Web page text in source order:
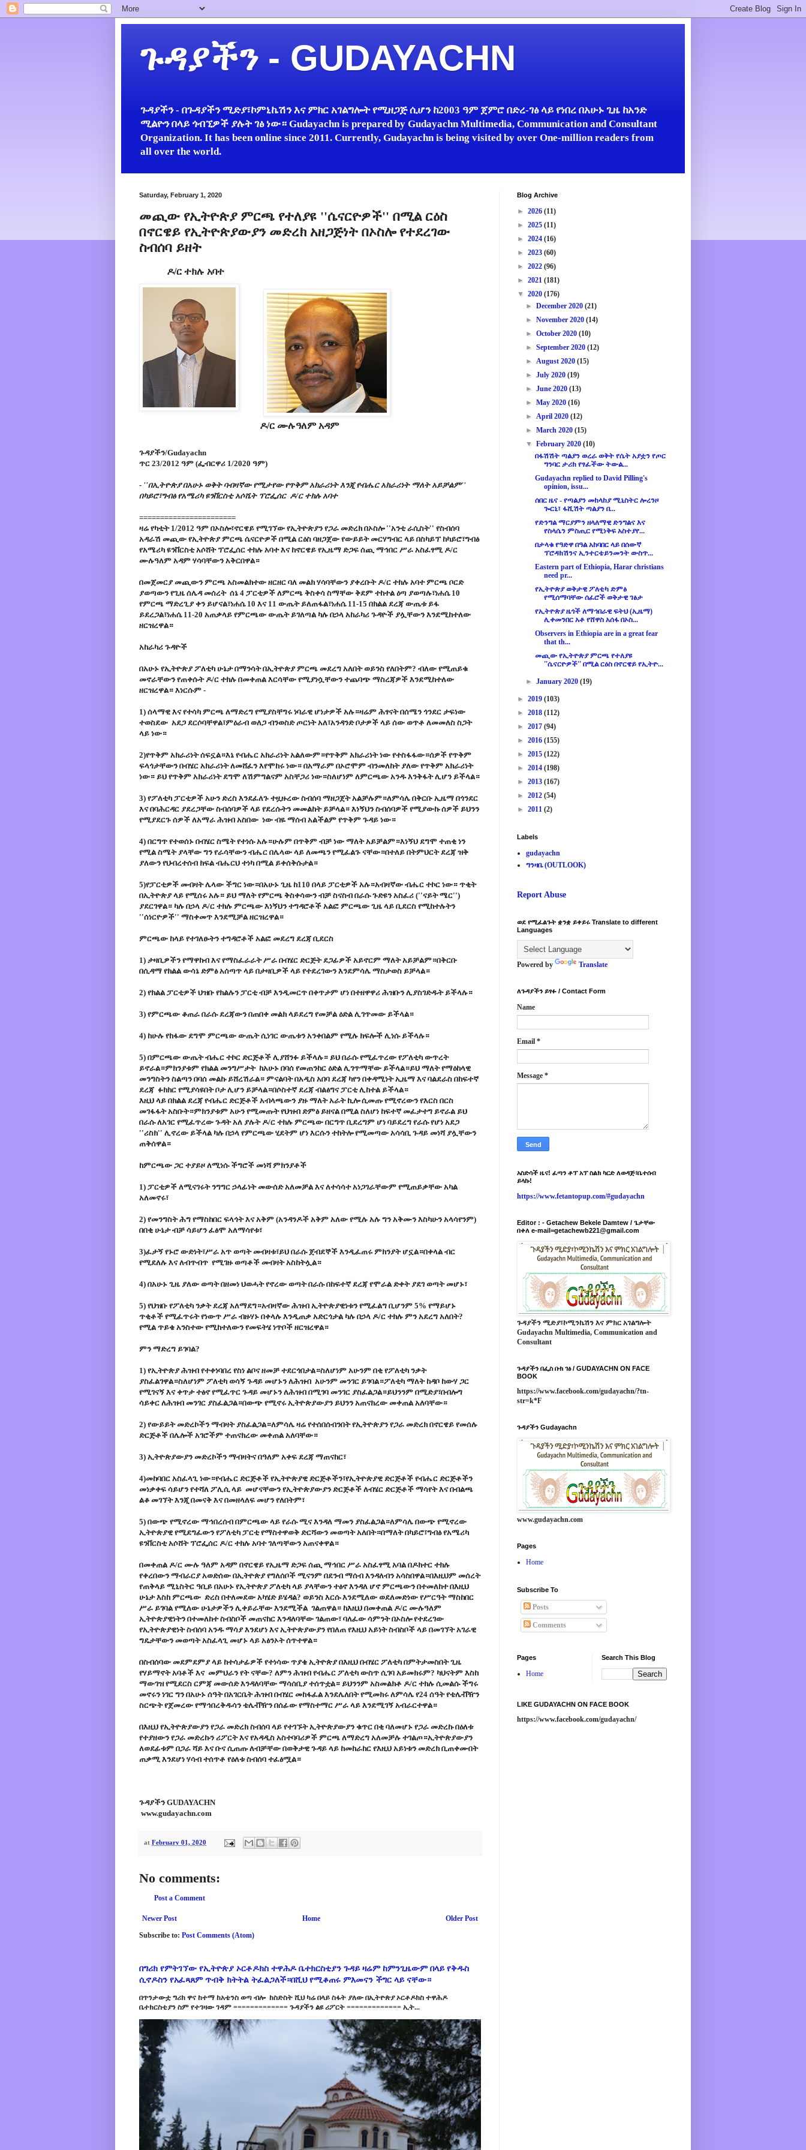
ጉዳያችን - GUDAYACHN
ጉዳያችን - በጉዳያችን ሚድያ፣ኮምኒኬሽን እና ምክር አገልግሎት የሚዘጋጅ ሲሆን ከ2003 ዓም ጀምሮ በድረ-ገፅ ላይ የነበረ በአሁኑ ጊዜ ከአንድ
ሚልዮን በላይ ጎብኚዎች ያሉት ገፅ ነው። Gudayachn is prepared by Gudayachn Multimedia, Communication and Consultant
Organization. It has been online since 2011. Currently, Gudayachn is being visited by over One-million readers from
all over the world.
Saturday, February 1, 2020
መጪው የኢትዮጵያ ምርጫ የተለያዩ ''ሴናርዮዎች'' በሚል ርዕስ
በኖርዌይ የኢትዮጵያውያን መድረክ አዘጋጅነት በኦስሎ የተደረገው
ስብሰባ ይዘት
ዶ/ር ተክሉ አባተ
ዶ/ር ሙሉዓለም አዳም
ጉዳያችን/Gudayachn
ጥር 23/2012 ዓም (ፌብርዋሪ 1/2020 ዓም)
- ''በኢትዮጵያ በአሁኑ ወቅት ባብዛኛው የሚታየው የጥቅም አክራሪነት እንጂ የብሔር አክራሪነት ማለት አይቻልም''
በካይሮ፣ግብፅ የአሜሪካ ዩንቨርስቲ አሶሼት ፕሮፌሰር ዶ/ር ተክሉ አባተ
=======================
ዛሬ የካቲት 1/2012 ዓም በኦስሎ፣ኖርዌይ የሚገኘው የኢትዮጵያን የጋራ መድረክ በኦስሎ ''አንቲ ራሲስት'' የስብሰባ
አዳራሽ መጪው የኢትዮጵያ ምርጫ ሴናርዮዎች በሚል ርዕስ ባዘጋጀው የውይይት መርሃግብር ላይ በስካይፕ ከካይሮ፣ግብፅ
የአሜሪካ ዩንቨርስቲ አሶሸት ፕሮፌሰር ተክሉ አባተ እና ከኖርዌይ የኢዜማ ድጋፍ ሰጪ ማኅበር ሥራ አስፈፃሚ ዶ/ር
ሙሉዓለም አዳም ሃሳባቸውን አቅርበዋል።
በመጀመርያ መጪውን ምርጫ አስመልክተው ዘርዘር ባለ መልክ ሃሳባቸውን ያቀረቡት ዶ/ር ተክሉ አባተ ምርጫ ቦርድ
ያወጣውን የጊዜ ሰሌዳ መሰረት ሰኔ 4 ፓርቲዎች ለምርጫ ቅስቀሳ ስማቸው ቅደም ተከተል ዕጣ ያወጣሉ፣ነሐሴ 10
የምርጫ ማድረጊያ ቀን ይሆናል፣ነሐሴ 10 እና 11 ውጤት ይለጠፋል፣ነሐሴ 11-15 በክልል ደረጃ ውጤቱ ይፋ
ይደረጋል፣ነሐሴ 11-20 አጠቃላይ የምርጫው ውጤት ይገለጣል ካሉ በኃላ አከራካሪ ጉዳዮች ያሏቸውን እንደሚከተለው
ዘርዝረዋል።
አከራካሪ ጉዳዮች
በአሁኑ የኢትዮጵያ ፖለቲካ ሁኔታ በማንሳት በኢትዮጵያ ምርጫ መደረግ አለበት ወይንስ የለበትም? ብለው የሚጠይቁ
መኖራቸውን የጠቀሱት ዶ/ር ተክሉ በመቀጠል እርሳቸው የሚያነሷቸውን ተጨባጭ ማስረጃዎች እንደሚከተለው
ዘርዝረዋል። እነርሱም -
1) ሰላማዊ እና የተሳካ ምርጫ ለማድረግ የሚያስቸግሩ ነባራዊ ሆነታዎች አሉ።ዛሬም ሕፃናት በሰሜን ጎንደር ታፍነው
ተወስደው አደጋ ደርሶባቸዋል፣ምዕራብ ወለጋ ብንወስድ ጦርነት አለ፣አንዳንድ ቦታዎች ላይ ሰው ወጥቶ ለመመለስ ስጋት
ላይ ነው።
2)የጥቅም አክራሪነት ሰፍኗል።እኔ የብሔር አክራሪነት አልለውም።የጥቅም አክራሪነት ነው የተስፋፋው።ሰዎች የጥቅም
ፍላጎታቸውን በብሄር አክራሪነት ለመሸፈን እየሞከሩ ነው። በአማራም በኦሮሞም ብንመለከት ያለው የጥቅም አክራሪነት
ነው። ይህ የጥቅም አክራሪነት ደግሞ ለሽምግልናም አስቸጋሪ ነው።ስለሆነም ለምርጫው አንዱ እንቅፋት ሊሆን ይችላል።
3) የፖለቲካ ፓርቲዎች አሁን ድረስ እንደፈለጉ ተዟዙረው ስብሰባ ማዘጋጀት አልቻሉም።ለምሳሌ በቅርቡ ኢዜማ በጎንደር
እና በባሕርዳር ያደረጋቸው ስብሰባዎች ላይ የደረሱትን መመልከት ይቻላል። እነኝህን ስብሰባዎች የሚያውኩ ሰዎች ይህንን
የሚያደርጉ ሰዎች ለአማራ ሕዝብ አስበው ነው ብዬ ማሰብ አልችልም የጥቅም ጉዳይ ነው።
4) በርግጥ የተወሰኑ በብሄር ስሜት የተነሱ አሉ።ሁሉም በጥቅም ብቻ ነው ማለት አይቻልም።እነኝህ ደግሞ ተጠቂ ነን
የሚል ስሜት ያላቸው ግን የራሳቸውን ብሔር በሌላው ላይ ለመጫን የሚፈልጉ ናቸው።በተለይ በትምህርት ደረጃ ዝቅ
ያለውን የህብረተሰብ ክፍል ብሔርህ ተነካ በሚል ይቀሰቅሱታል።
5)የፓርቲዎች መብዛት ሌላው ችግር ነው።በአሁኑ ጊዜ ከ110 በላይ ፓርቲዎች አሉ።አብዛኛው ብሔር ተኮር ነው። ጥቂት
በኢትዮጵያ ላይ የሚሰሩ አሉ። ይህ ማለት የምርጫ ቅስቀሳውን ብቻ ስናስብ በራሱ ጉድዩን አስፈሪ (''ናይት ሜር'')
ያደርገዋል። ካሉ በኃላ ዶ/ር ተክሉ ምርጫው እነኝህን ተግዳሮቶች አልፎ ምርጫው ጊዜ ላይ ቢደርስ የሚከተሉትን
''ሰነርዮዎች'' ማስቀመጥ እንደሚቻል ዘርዝረዋል።
ምርጫው ከላይ የተገለፁትን ተግዳሮቶች አልፎ መደረግ ደረጃ ቢደርስ
1) ታዛቢዎችን የማዋከብ እና የማስፈራራት ሥራ በብሄር ድርጅት ደጋፊዎች አይኖርም ማለት አይቻልም።በቅርቡ
በሲዳማ የክልል ውሳኔ ድምፅ አሰጣጥ ላይ በታዛቢዎች ላይ የተደረገውን እንደምሳሌ ማስታወስ ይቻላል።
2) የክልል ፓርቲዎች ህዝቡ የክልሉን ፓርቲ ብቻ እንዲመርጥ በቀጥታም ሆነ በተዘዋዋሪ ሕዝቡን ሊያስገድዱት ይችላሉ።
3) የምርጫው ቆጠራ በራሱ ደረጃውን በጠበቀ መልክ ላይደረግ የመቻል ዕድል ሊገጥመው ይችላል።
4) ከሁሉ የከፋው ደግሞ ምርጫው ውጤት ሲነገር ውጤቱን አንቀበልም የሚሉ ክፍሎች ሊነሱ ይችላሉ።
5) በምርጫው ውጤት ብሔር ተኮር ድርጅቶች ሊያሸንፉ ይችላሉ። ይህ በራሱ የሚፈጥረው የፖለቲካ ውጥረት
ይኖራል።ምክንያቱም የክልል መንግሥታት ከአሁኑ በባሰ የመጠንከር ዕድል ሊገጥማቸው ይችላል።ይህ ማለት የማዕከላዊ
መንግስትን ስልጣን በባሰ መልኩ ይሸረሽራል። ምናልባት በአዲስ አበባ ደረጃ ካየን በቀዳሚነት ኢዜማ እና ባልደራስ በከፍተኛ
ደረጃ ፉክክር የሚያሳዩበት ቦታ ሊሆን ይቻላል።በሶስተኛ ደረጃ ብልፅግና ፓርቲ ሊከተል ይችላል።
እዚህ ላይ በክልል ደረጃ የብሔር ድርጅቶች አብላጫውን ያዙ ማለት አራት ኪሎ ሲመጡ የሚኖረውን የእርስ በርስ
መገፋፋት አስቡት።ምክንያቱም አሁን የሚመጡት የህዝብ ድምፅ ይዘናል በሚል ስለሆነ ከፍተኛ መፈታተግ ይኖራል ይህ
በራሱ ለአገር የሚፈጥረው ጉዳት አለ ያሉት ዶ/ር ተክሉ ምርጫው በርግጥ ቢደረግም ሆነ ባይደረግ የራሱ የሆነ አደጋ
''ሪስክ'' ሊኖረው ይችላል ካሉ በኃላ የምርጫው ሂደትም ሆነ እርሱን ተከትሎ የሚመጣው አሳሳቢ ጉዳይ መነሻ ያሏቸውን
ጠቅሰዋል።
ከምርጫው ጋር ተያይዞ ለሚነሱ ችግሮች መነሻ ምክንያቶች
1) ፓርቲዎች ለሚናገሩት ንግግር ኃላፊነት መውሰድ አለመቻል እና ለተሳሳተ አነጋገራቸውም የሚጠይቃቸው አካል
አለመኖሩ፣
2) የመንግስት ሕግ የማስከበር ፍላጎት እና አቅም (አንዳንዶች አቅም አለው የሚሉ አሉ ግን አቅሙን እስካሁን አላሳየንም)
በበቂ ሁኔታ ብቻ ሳይሆን ፈፅሞ አለማሳየቱ፣
3)ፈታኝ የኑሮ ውድነት፣ሥራ አጥ ወጣት መብዛቱ፣ይህ በራሱ ጀብደኞች እንዲፈጠሩ ምክንያት ሆኗል።በቀላል ብር
የሚደለሉ እና ለብጥብጥ የሚገዙ ወጣቶች መብዛት አስከትሏል።
4) በአሁኑ ጊዜ ያለው ወጣት በዘመነ ህወሓት የኖረው ወጣት በራሱ በከፍተኛ ደረጃ የሞራል ድቀት ያደገ ወጣት መሆኑ፣
5) የህዝቡ የፖለቲካ ንቃት ደረጃ አለማደግ።አብዛኛው ሕዝብ ኢትዮጵያዊነቱን የሚፈልግ ቢሆንም 5% የማይሆኑ
ጥቂቶች የሚፈጥሩት የነውጥ ሥራ ብዙሃኑ በቀላሉ እንዲጠቃ አድርጎታል ካሉ በኃላ ዶ/ር ተክሉ ምን አደረግ አለበት?
የሚል ጥይቄ አንስተው የሚከተለውን የመፍትሄ ነጥቦች ዘርዝረዋል።
ምን ማድረግ ይገባል?
1) የኢትዮጵያ ሕዝብ የተቀነባበረ የስነ ልቦና ዘመቻ ተደርጎበታል።ስለሆነም አሁንም በቂ የፖለቲካ ንቃት
ያስፈልገዋል።ስለሆነም ፖለቲካ ወሳኝ ጉዳይ መሆኑን ለሕዝብ አሁንም መንገር ይገባል።ፖለቲካ ማለት ከዳቦ ከውሃ ጋር
የሚገናኝ እና ቀጥታ ተፅኖ የሚፈጥር ጉዳይ መሆኑን ለሕዝብ በሚገባ መንገር ያስፈልጋል።ይህንንም በሚድያ፣በብሎግ
ሳይቀር ለሕዝብ መንገር ያስፈልጋል።በውጭ የሚኖሩ ኢትዮጵያውያን ይህንን አጠናክረው መቀጠል አለባቸው።
2) የውይይት መድረኮችን ማብዛት ያስፈልጋል።ለምሳሌ ዛሬ የተሰበሰብንበት የኢትዮጵያን የጋራ መድረክ በኖርዌይ የመሰሉ
ድርጅቶች በሌሎች አገሮችም ተጠናክረው መቀጠል አለባቸው።
3) ኢትዮጵያውያን መድረኮችን ማብዛትና በዓለም አቀፍ ደረጃ ማጠናከር፣
4)መከባበር አስፈላጊ ነው።የብሔር ድርጅቶች የኢትዮጵያዊ ድርጅቶችን፣የኢትዮጵያዊ ድርጅቶች የብሔር ድርጅቶችን
መነቃቀፍ ሳይሆን የተሻለ ፖሊሲ ላይ መሆናቸውን የኢትዮጵያውያን ድርጅቶች ለብሄር ድርጅቶች ማሳየት እና በብልጫ
ልቆ መገኘት እንጂ በመናቅ እና በመዘላለፍ መሆን የለበትም፣
5) በውጭ የሚኖረው ማኅበረሰብ በምርጫው ላይ የራሱ ሚና እንዳለ ማመን ያስፈልጋል።ለምሳሌ በውጭ የሚኖረው
ኢትዮጵያዊ የሚደግፈውን የፖለቲካ ፓርቲ የማስተዋወቅ ድርሻውን መወጣት አለበት።በማለት በካይሮ፣ግብፅ የአሜሪካ
ዩንቨርስቲ አሶሸት ፕሮፌሰር ዶ/ር ተክሉ አባተ ገለጣቸውን አጠናቀዋል።
በመቀጠል ዶ/ር ሙሉ ዓለም አዳም በኖርዌይ የኢዜማ ድጋፍ ሰጪ ማኅበር ሥራ አስፈፃሚ አባል በዶክተር ተክሉ
የቀረበውን ማብራርያ አወድሰው በኢትዮጵያ የግለሰቦች ሚናንም በደንብ ማሰብ እንዳለብን አሳስበዋል።በእዚህም መሰረት
የጠቅላይ ሚኒስትር ዓቢይ በአሁኑ የኢትዮጵያ ፖለቲካ ላይ ያላቸውን ተፅኖ እንዳለ ሆኖ ምርጫውን በተመለከተ በእዚህ
ሁኔታ እስከ ምርጫው ድረስ በተለመደው አካሄድ ይሄዳል? ወይንስ እርሱ እንደሚለው ወደለመድነው የሥርዓት ማስከበር
ሥራ ይገባል የሚለው ሁኔታዎችን ሊቀይራቸው እንደሚችል ገልጠዋል። ከእዚህ በመቀጠል ዶ/ር ሙሉዓለም
ኢትዮጵያዊነትን በተመለከተ ስብስቦች መጠናከር እንዳለባቸው ገልጠው፣ ባለፈው ሳምንት በኦስሎ የተደረገው
የኢትዮጵያዊነት ስብሰባ አንዱ ማሳያ እንደሆነ እና ኢትዮጵያውያን የበለጠ የእዚህ አይነት ስብስቦች ላይ በመገኘት አገራዊ
ግዴታቸውን መወጣት አስፈላጊ መሆኑ ላይ አፅንኦት ሰጥተዋል።
በስብሰባው መደምደምያ ላይ ከተሳታፊዎች የተነሳው ጥያቄ ኢትዮጵያ በእዚህ በብሄር ፖለቲካ በምትታመስበት ጊዜ
የሃይማኖት አባቶች እና መምህራን የት ናቸው? ለምን ሕዝብ የብሔር ፖለቲካ ውስጥ ሲገባ አይመክሩም? ካህናትም እስከ
ማውገዝ የሚደርስ ርምጃ መውሰድ እንዳለባቸው ማሳሰቢያ ተሰጥቷል። ይህንንም አስመልክቶ ዶ/ር ተክሉ ሲመልሱ ችግሩ
መኖሩን ነገር ግን በአሁኑ ሰዓት በአገርቤት ሕዝብ በብሄር መከፋፈል እንደሌለበት የሚመክሩ ለምሳሌ የ24 ሰዓት የቴሌቭዥን
ስርጭት የጀመረው የማኅበረቅዱሳን ቴሌቭዥን በሰፊው የማስተማር ሥራ ላይ እንደሚገኝ አብራርተዋል።
በእዚህ የኢትዮጵያውያን የጋራ መድረክ ስብሰባ ላይ የተገኙት ኢትዮጵያውያን ቁጥር በቂ ባለመሆኑ የጋራ መድረኩ በዕለቱ
የተያዘውን የጋራ መድረኩን ሪፖርት እና የአዳዲስ አስተባባሪዎች ምርጫ ለማድረግ አለመቻሉ ተገልጦ።ኢትዮጵያውያን
ለወደፊቱም በጋራ ሻይ እና ቡና ሲጠጡ ለብቻቸው በወቅታዊ ጉዳይ ላይ ከመከራከር የእዚህ አይነቱን መድረክ ቢጠቀሙበት
ጠቃሚ እንደሆነ ሃሳብ ተሰጥቶ የዕለቱ ስብሰባ ተፈፅሟል።
ጉዳያችን GUDAYACHN
www.gudayachn.com
at February 01, 2020
No comments:
Post a Comment
Newer Post Older Post
Home
Subscribe to: Post Comments (Atom)
በግሪክ የምትገኘው የኢትዮጵያ ኦርቶዶክስ ተዋሕዶ ቤተክርስቲያን ጉዳይ ዛሬም ከምንጊዜውም በላይ የቅዱስ
ሲኖዶስን የአፈጻጸም ጥብቅ ክትትል ትፈልጋለች።በሺህ የሚቆጠሩ ምእመናን ችግር ላይ ናቸው።
በጥንታውቷ ግሪክ ዋና ከተማ ከአቴንስ ወጣ ብሎ ከስድስት ሺህ ካሬ በላይ ስፋት ያለው በኢትዮጵያ ኦርቶዶክስ ተዋሕዶ
ቤተክርስቲያን ስም የተገዛው ገዳም ============= ጉዳያችን ልዩ ሪፖርት ============= ኢት...
Blog Archive
► 2026 (11)
► 2025 (11)
► 2024 (16)
► 2023 (60)
► 2022 (96)
► 2021 (181)
▼ 2020 (176)
►December 2020(21)
►November 2020(14)
►October 2020(10)
►September 2020(12)
►August 2020(15)
►July 2020(19)
►June 2020(13)
►May 2020(16)
►April 2020(12)
►March 2020(15)
▼February 2020(10)
በፋሽሽት ጣልያን ወረራ ወቅት የሴት አያቷን የጦር
ግንባር ታሪክ የፃፈችው ትውል...
Gudayachn replied to David Pilling's
opinion, issu...
ሰበር ዜና - የጣልያን መከላከያ ሚኒስትር ሎረንዞ
ጐርኒ፣ ፋሺሽት ጣልያን በ...
የድንግል ማርያምን ዘላለማዊ ድንግልና እና
የስላሴን ምስጢር የሚነቅፍ አስተያየ...
በታላቁ የዓድዋ በዓል አከባበር ላይ በሰውኛ
ፕሮዳክሽንና ኢንተርቴይንመንት ውስጥ...
Eastern part of Ethiopia, Harar christians
need pr...
የኢትዮጵያ ወቅታዊ ፖለቲካ ድምፅ
የሚሰማባቸው ሰፈሮች ወቅታዊ ገፅታ
የኢትዮጵያ ዜጎች ለማኅበራዊ ፍትህ (ኢዜማ)
ሊቀመንበር አቶ የሸዋስ አሰፋ በኦስ...
Observers in Ethiopia are in a great fear
that th...
መጪው የኢትዮጵያ ምርጫ የተለያዩ
''ሴናርዮዎች'' በሚል ርዕስ በኖርዌይ የኢትዮ...
►January 2020(19)
► 2019 (103)
► 2018 (112)
► 2017 (94)
► 2016 (155)
► 2015 (122)
► 2014 (198)
► 2013 (167)
► 2012 (54)
► 2011 (2)
Labels
gudayachn
ግንዛቤ (OUTLOOK)
Report Abuse
ወደ የሚፈልጉት ቋንቋ ይቀይሩ Translate to different
Languages
Powered by Translate
ለጉዳያችን ይፃፉ / Contact Form
Name
Email *
Message *
አስድሳች ዜና! ፈጣን ቶፕ አፕ ስልክ ካርድ ለወዳጅ፣ቤተሰብ
ይላኩ!
https://www.fetantopup.com/#gudayachn
Editor : - Getachew Bekele Damtew / ጌታቸው
በቀለ e-mail=getachewb221@gmail.com
ጉዳያችን ሚድያ፣ኮሚንኬሽን እና ምክር አገልግሎት
Gudayachn Multimedia, Communication and
Consultant
ጉዳያችን በፌስ ቡክ ገፅ / GUDAYACHN ON FACE
BOOK
https://www.facebook.com/gudayachn/?tn-
str=k*F
ጉዳያችን Gudayachn
www.gudayachn.com
Pages
Home
Subscribe To
Posts
Comments
Pages
Home
Search This Blog
LIKE GUDAYACHN ON FACE BOOK
https://www.facebook.com/gudayachn/